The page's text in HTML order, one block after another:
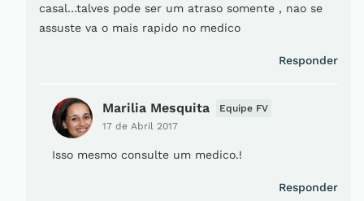
casal…talves pode ser um atraso somente , nao se
assuste va o mais rapido no medico
Responder
Marilia Mesquita
17 de Abril 2017
Equipe FV
Isso mesmo consulte um medico.!
Responder